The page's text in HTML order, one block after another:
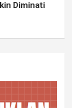
Diminati